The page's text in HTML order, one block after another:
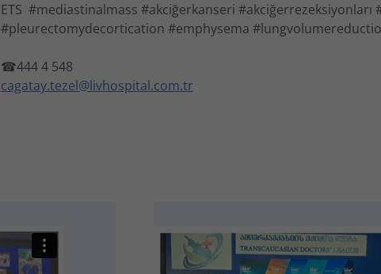
ETS #mediastinalmass #akciğerkanseri #akciğerrezeksiyonları
#pleurectomydecortication #emphysema
☎444 4 548
cagatay.tezel@livhospital.com.tr